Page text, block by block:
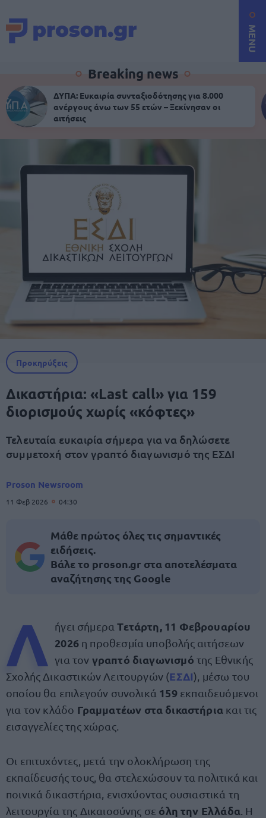
MENU
Breaking news
ΔΥΠΑ: Ευκαιρία συνταξιοδότησης για 8.000
ανέργους άνω των 55 ετών – Ξεκίνησαν οι
αιτήσεις
Προκηρύξεις
Δικαστήρια: «Last call» για 159
διορισμούς χωρίς «κόφτες»
Τελευταία ευκαιρία σήμερα για να δηλώσετε
συμμετοχή στον γραπτό διαγωνισμό της ΕΣΔΙ
Proson Newsroom
11 Φεβ 2026 04:30
Μάθε πρώτος όλες τις σημαντικές
ειδήσεις.
Βάλε το proson.gr στα αποτελέσματα
αναζήτησης της Google
Λ ήγει σήμεραΤετάρτη, 11 Φεβρουαρίου
2026η προθεσμία υποβολής αιτήσεων
για τον γραπτό διαγωνισμό της Εθνικής
Σχολής Δικαστικών Λειτουργών (ΕΣΔΙ), μέσω του
οποίου θα επιλεγούν συνολικά 159 εκπαιδευόμενοι
για τον κλάδο Γραμματέων στα δικαστήρια και τις
εισαγγελίες της χώρας.
Οι επιτυχόντες, μετά την ολοκλήρωση της
εκπαίδευσής τους, θα στελεχώσουν τα πολιτικά και
ποινικά δικαστήρια, ενισχύοντας ουσιαστικά τη
λειτουργία της Δικαιοσύνης σε όλη την Ελλάδα . Η